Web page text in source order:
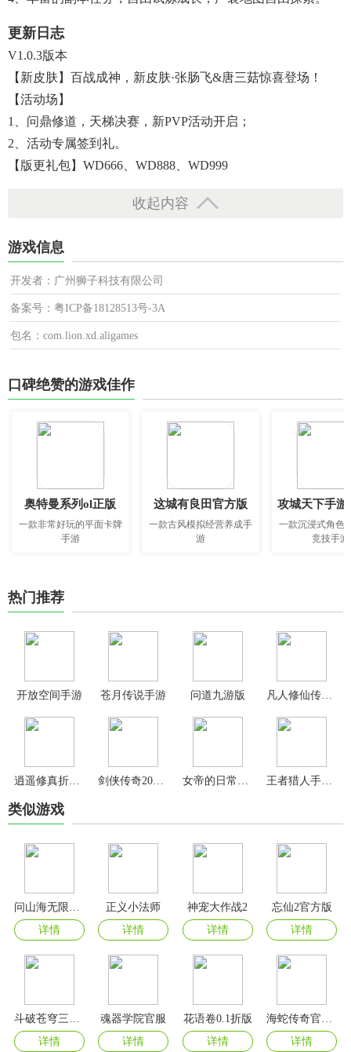
更新日志
V1.0.3版本
【新皮肤】百战成神，新皮肤·张肠飞&唐三菇惊喜登场！
【活动场】
1、问鼎修道，天梯决赛，新PVP活动开启；
2、活动专属签到礼。
【版更礼包】WD666、WD888、WD999
收起内容
游戏信息
开发者：广州狮子科技有限公司
备案号：粤ICP备18128513号-3A
包名：com.lion.xd.aligames
口碑绝赞的游戏佳作
奥特曼系列ol正版
一款非常好玩的平面卡牌
手游
这城有良田官方版
一款古风模拟经营养成手
游
攻城天下手游
一款沉浸式角色
竞技手游
热门推荐
开放空间手游 苍月传说手游 问道九游版
逍遥修真折扣平台版
类似游戏
详情
正义小法师
详情
神宠大作战2
详情
忘仙2官方版
详情
详情
魂器学院官服
详情
花语卷0.1折版
详情
详情